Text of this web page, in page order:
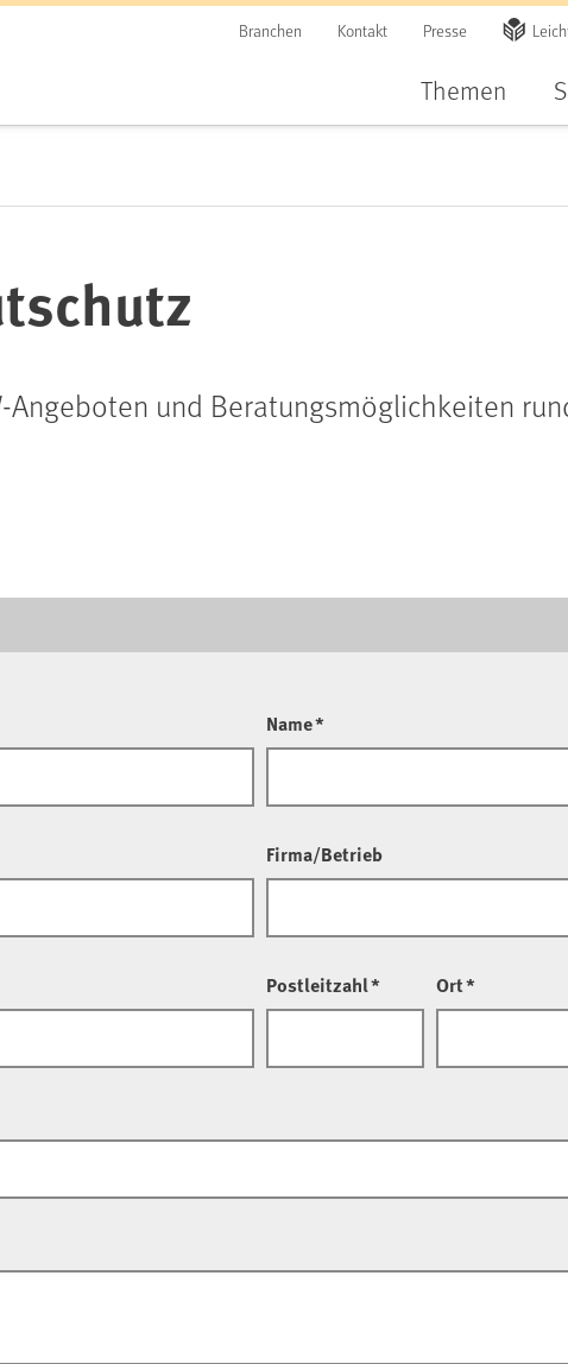
Branchen Kontakt Presse
Themen
Angeboten und Beratungsmöglichkeiten
Name*
Firma/Betrieb
Postleitzahl* Ort*